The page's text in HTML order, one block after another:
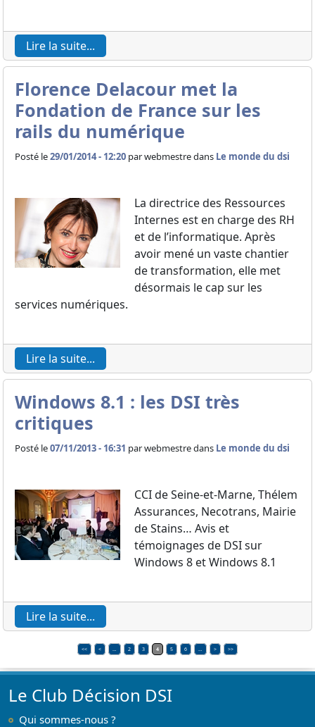
Lire la suite...
Florence Delacour met la
Fondation de France sur les
rails du numérique
Posté le29/01/2014 - 12:20 parwebmestre dans Le monde du dsi
La directrice des Ressources
Internes est en charge des RH
et de l’informatique. Après
avoir mené un vaste chantier
de transformation, elle met
désormais le cap sur les
services numériques.
Lire la suite...
Windows 8.1 : les DSI très
critiques
Posté le07/11/2013 - 16:31 parwebmestre dans Le monde du dsi
CCI de Seine-et-Marne, Thélem
Assurances, Necotrans, Mairie
de Stains… Avis et
témoignages de DSI sur
Windows 8 et Windows 8.1
Lire la suite...
<< < … 2 3 4 5 6 … > >>
Le Club Décision DSI
Qui sommes-nous ?